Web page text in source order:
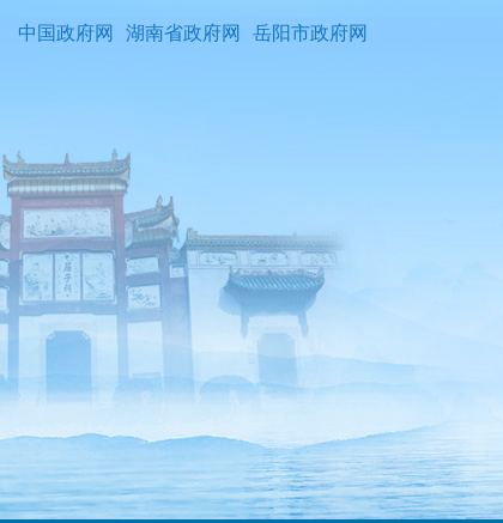
中国政府网 湖南省政府网 岳阳市政府网